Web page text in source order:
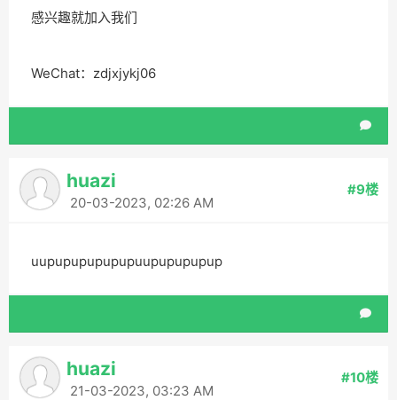
感兴趣就加入我们
WeChat：zdjxjykj06
huazi
20-03-2023, 02:26 AM
#9楼
uupupupupupupuupupupupup
huazi
21-03-2023, 03:23 AM
#10楼